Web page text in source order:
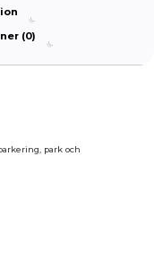
(0)
park och